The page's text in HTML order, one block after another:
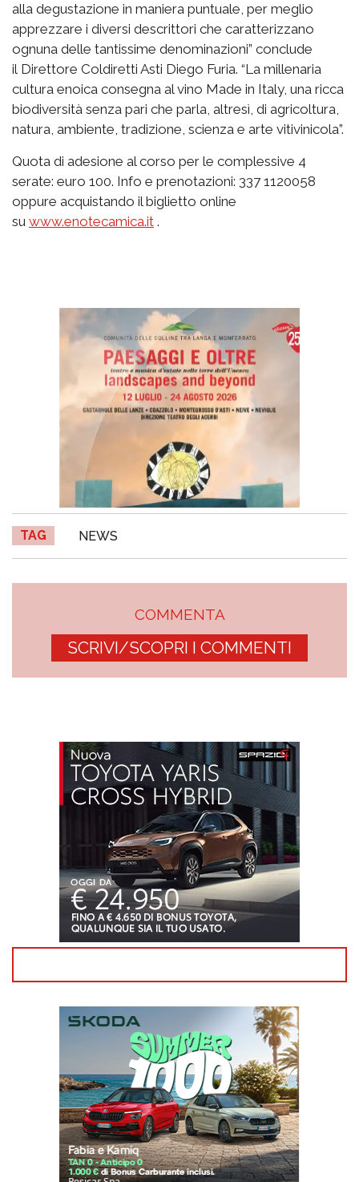
alla degustazione in maniera puntuale, per meglio
apprezzare i diversi descrittori che caratterizzano
ognuna delle tantissime denominazioni” conclude
il Direttore Coldiretti Asti Diego Furia. “La millenaria
cultura enoica consegna al vino Made in Italy, una ricca
biodiversità senza pari che parla, altresì, di agricoltura,
natura, ambiente, tradizione, scienza e arte vitivinicola”.
Quota di adesione al corso per le complessive 4
serate: euro 100. Info e prenotazioni: 337 1120058
oppure acquistando il biglietto online
su www.enotecamica.it .
TAG NEWS
COMMENTA
SCRIVI/SCOPRI I COMMENTI